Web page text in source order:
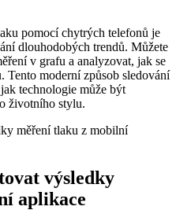
pomocí chytrých telefonů je
dlouhodobých trendů. Můžete
v grafu a analyzovat, jak se
Tento moderní způsob sledování
technologie může být
životního stylu.
výsledky
aplikace